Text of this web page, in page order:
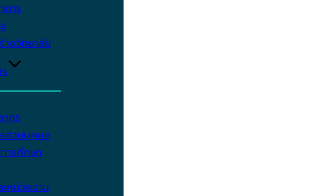
การ
างวิทยาลัย
กร
ส่วนบุคคล
ารศึกษา
หน่วยงาน